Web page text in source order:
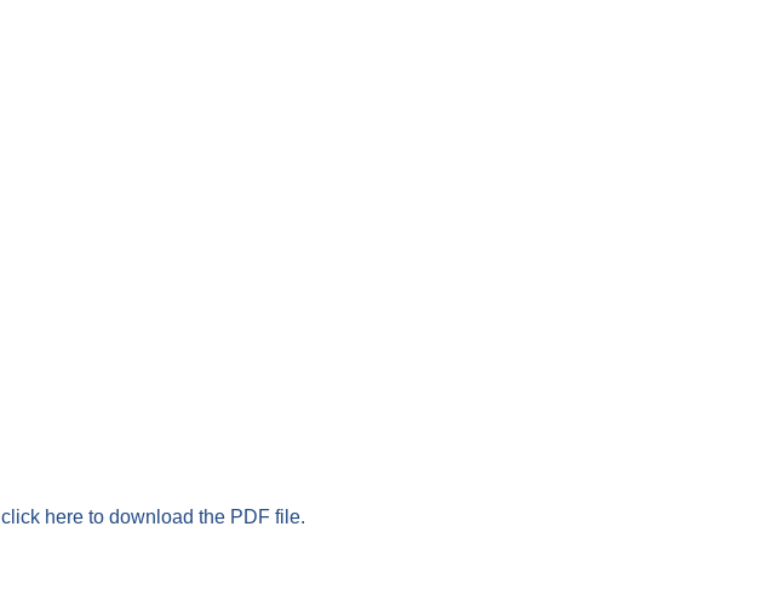
click here to download the PDF file.